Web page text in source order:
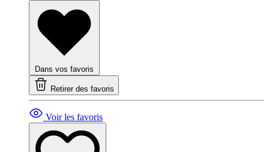
Dans vos favoris
Retirer des favoris
Voir les favoris